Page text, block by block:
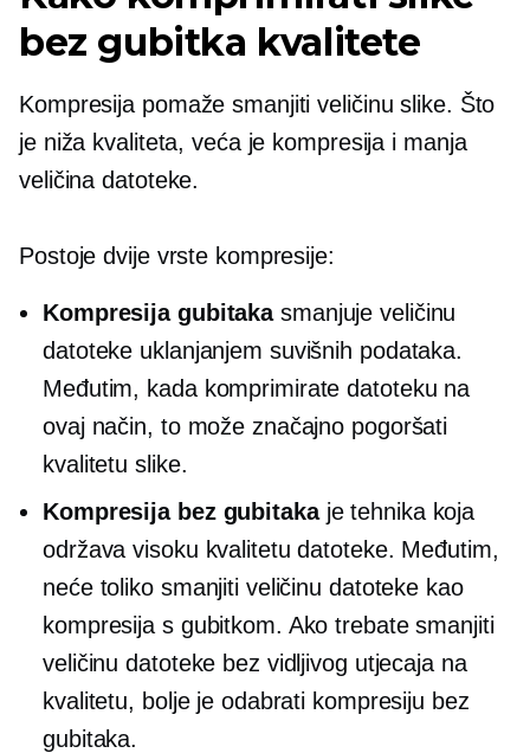
bez gubitka kvalitete
Kompresija pomaže smanjiti veličinu slike. Što
je niža kvaliteta, veća je kompresija i manja
veličina datoteke.
Postoje dvije vrste kompresije:
Kompresija gubitakasmanjuje veličinu
datoteke uklanjanjem suvišnih podataka.
Međutim, kada komprimirate datoteku na
ovaj način, to može značajno pogoršati
kvalitetu slike.
Kompresija bez gubitakaje tehnika koja
održava visoku kvalitetu datoteke. Međutim,
neće toliko smanjiti veličinu datoteke kao
kompresija s gubitkom. Ako trebate smanjiti
veličinu datoteke bez vidljivog utjecaja na
kvalitetu, bolje je odabrati kompresiju bez
gubitaka.